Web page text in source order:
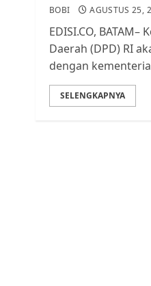
BOBI AGUSTUS 25,
EDISI.CO,
Daerah (DPD) RI
dengan
SELENGKAPNYA